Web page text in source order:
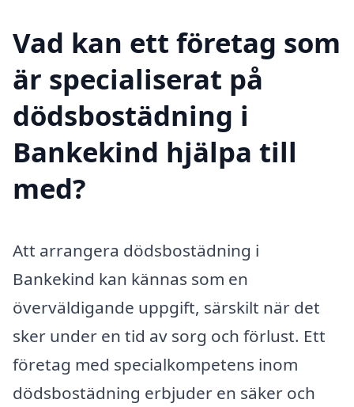
Vad kan ett företag som
är specialiserat på
dödsbostädning i
Bankekind hjälpa till
med?
Att arrangera dödsbostädning i
Bankekind kan kännas som en
överväldigande uppgift, särskilt när det
sker under en tid av sorg och förlust. Ett
företag med specialkompetens inom
dödsbostädning erbjuder en säker och